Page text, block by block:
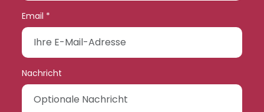
Email *
Nachricht